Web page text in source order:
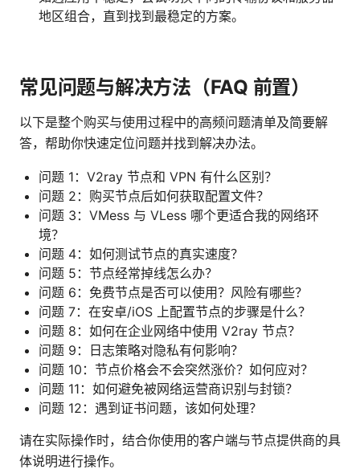
地区组合，直到找到最稳定的方案。
常见问题与解决方法（FAQ 前置）
以下是整个购买与使用过程中的高频问题清单及简要解
答，帮助你快速定位问题并找到解决办法。
问题 1：V2ray 节点和 VPN 有什么区别？
问题 2：购买节点后如何获取配置文件？
问题 3：VMess 与 VLess 哪个更适合我的网络环
境？
问题 4：如何测试节点的真实速度？
问题 5：节点经常掉线怎么办？
问题 6：免费节点是否可以使用？风险有哪些？
问题 7：在安卓/iOS 上配置节点的步骤是什么？
问题 8：如何在企业网络中使用 V2ray 节点？
问题 9：日志策略对隐私有何影响？
问题 10：节点价格会不会突然涨价？如何应对？
问题 11：如何避免被网络运营商识别与封锁？
问题 12：遇到证书问题，该如何处理？
请在实际操作时，结合你使用的客户端与节点提供商的具
体说明进行操作。